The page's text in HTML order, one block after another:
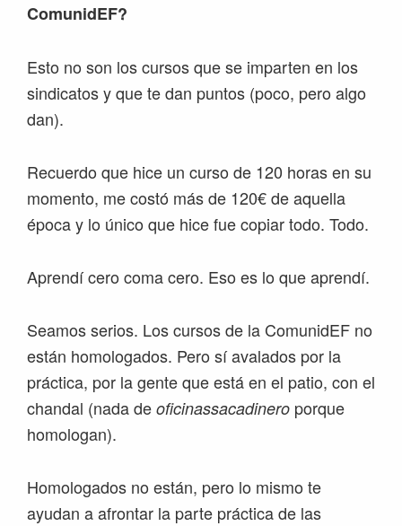
ComunidEF?
Esto no son los cursos que se imparten en los
sindicatos y que te dan puntos (poco, pero algo
dan).
Recuerdo que hice un curso de 120 horas en su
momento, me costó más de 120€ de aquella
época y lo único que hice fue copiar todo. Todo.
Aprendí cero coma cero. Eso es lo que aprendí.
Seamos serios. Los cursos de la ComunidEF no
están homologados. Pero sí avalados por la
práctica, por la gente que está en el patio, con el
chandal (nada de oficinassacadinero porque
homologan).
Homologados no están, pero lo mismo te
ayudan a afrontar la parte práctica de las